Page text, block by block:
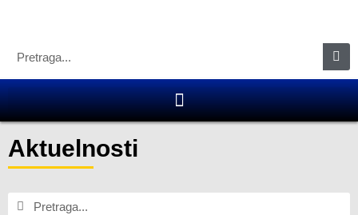
Aktuelnosti